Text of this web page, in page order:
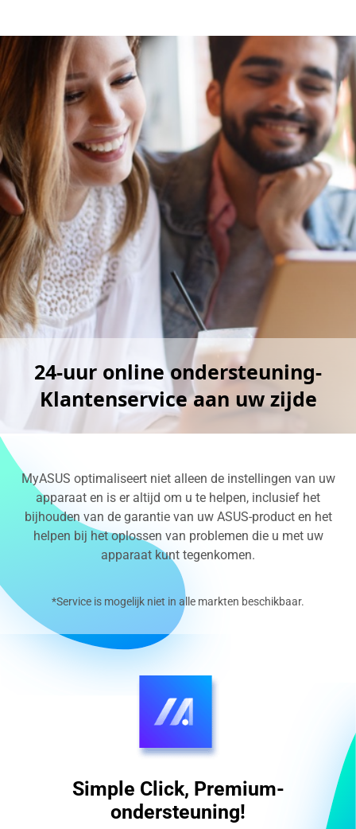
24-uur online ondersteuning-
Klantenservice aan uw zijde
MyASUS optimaliseert niet alleen de instellingen van uw
apparaat en is er altijd om u te helpen, inclusief het
bijhouden van de garantie van uw ASUS-product en het
helpen bij het oplossen van problemen die u met uw
apparaat kunt tegenkomen.
*Service is mogelijk niet in alle markten beschikbaar.
Simple Click, Premium-
ondersteuning!